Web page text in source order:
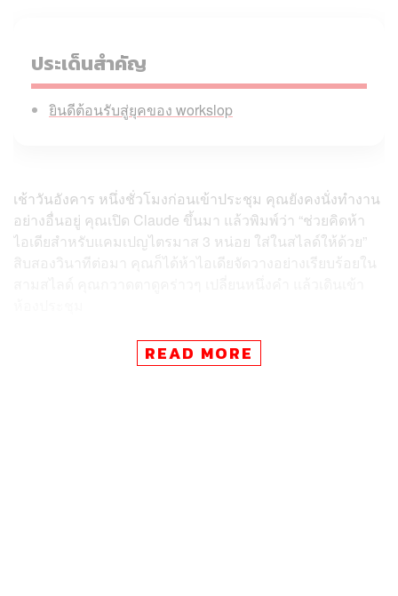
ประเด็นสำคัญ
ยินดีต้อนรับสู่ยุคของ workslop
เช้าวันอังคาร หนึ่งชั่วโมงก่อนเข้าประชุม คุณยังคงนั่งทำงาน
อย่างอื่นอยู่ คุณเปิด Claude ขึ้นมา แล้วพิมพ์ว่า “ช่วยคิดห้า
ไอเดียสำหรับแคมเปญไตรมาส 3 หน่อย ใส่ในสไลด์ให้ด้วย”
สิบสองวินาทีต่อมา คุณก็ได้ห้าไอเดียจัดวางอย่างเรียบร้อยใน
เพื่อนร่วมงานทยอยนำเสนอทีละคน
READ MORE